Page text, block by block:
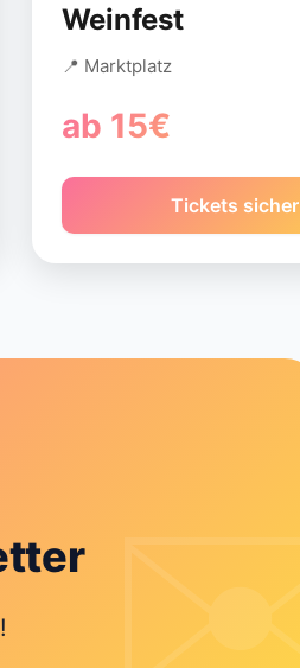
Weinfest
📍 Marktplatz
ab 15€
Tickets